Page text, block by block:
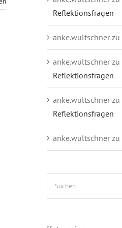
Reflektionsfragen
anke.wultschnerzu
anke.wultschnerzu
Reflektionsfragen
anke.wultschnerzu
Reflektionsfragen
anke.wultschnerzu